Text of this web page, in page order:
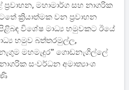
මහාමාර්ග සහ නාගරික
ක්‍රියාත්මක වන ප්‍රවාහන
විශේෂ මාධ්‍ය හමුවකට ඊයේ
හමුව බත්තරමුල්ල,
මහමැදුර” ගොඩනැගිල්ලේ
සංවර්ධන අමාත්‍යාංශ